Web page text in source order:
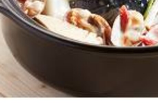
多國料理
料理種類
家樂牌濃湯寶
家樂牌雞汁
家樂牌快熟通心粉
愛環境食材食譜
愛環境食材篩選條件